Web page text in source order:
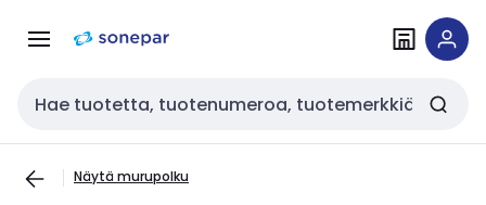
navigointiinsisältöön
Haku
Näytä murupolku